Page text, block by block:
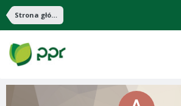
Strona główna